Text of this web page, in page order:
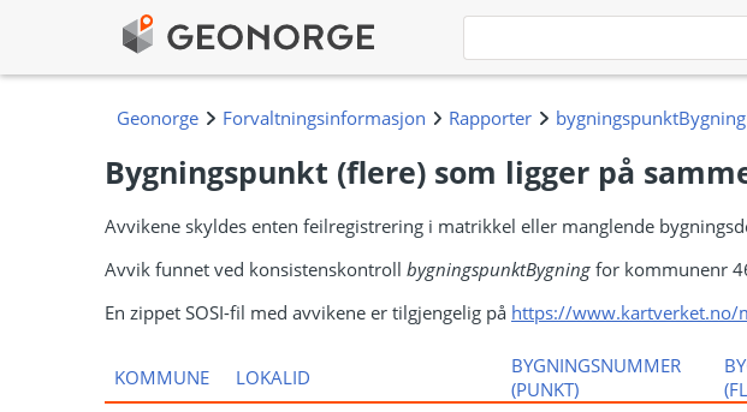
Bygningspunkt (flere) som ligger på
Avvikene skyldes enten feilregistrering i matrikkel eller manglende
Avvik funnet ved konsistenskontroll bygningspunktBygning for kommunenr
En zippet SOSI-fil med avvikene er tilgjengelig på https://www.kartverket.no/
KOMMUNE LOKALID
BYGNINGSNUMMER
(PUNKT)